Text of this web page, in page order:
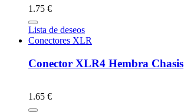
1.75 €
Lista de deseos
Conectores XLR
Conector XLR4 Hembra Chasis
1.65 €